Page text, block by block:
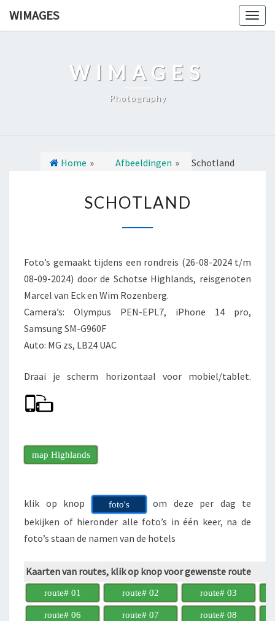
GaWIMAGES
WIMAGES
Photography
Home » Afbeeldingen » Schotland
C
SCHOTLAND
Foto’s gemaakt tijdens een rondreis (26-08-2024 t/m
08-09-2024) door de Schotse Highlands, reisgenoten
Marcel van Eck en Wim Rozenberg.
Camera’s: Olympus PEN-EPL7, iPhone 14 pro,
Samsung SM-G960F
Auto: MG zs, LB24 UAC
Draai je scherm horizontaal voor mobiel/tablet.
map Highlands
klik op knop foto's
om deze per dag te
bekijken of hieronder alle foto’s in één keer, na de
foto’s staan de namen van de hotels
Kaarten van routes, klik op knop voor gewenste route
route# 01 route# 02 route# 03
route# 06 route# 07 route# 08